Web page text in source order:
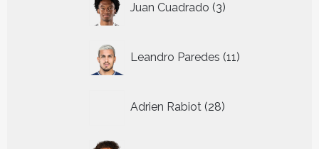
Juan Cuadrado 3
producten
Leandro Paredes 11
producten
Adrien Rabiot 28
producten